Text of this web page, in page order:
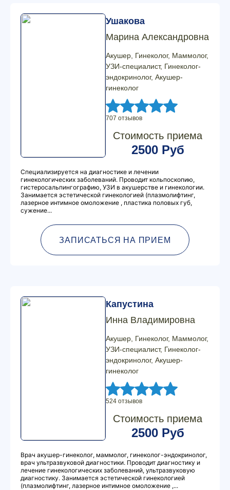
Ушакова
Марина Александровна
Акушер, Гинеколог, Маммолог,
УЗИ-специалист, Гинеколог-
эндокринолог, Акушер-
гинеколог
707 отзывов
Стоимость приема
2500 Руб
Специализируется на диагностике и лечении
гинекологических заболеваний. Проводит кольпоскопию,
гистеросальпингографию, УЗИ в акушерстве и гинекологии.
Занимается эстетической гинекологией (плазмолифтинг,
лазерное интимное омоложение , пластика половых губ,
сужение...
ЗАПИСАТЬСЯ НА ПРИЕМ
Капустина
Инна Владимировна
Акушер, Гинеколог, Маммолог,
УЗИ-специалист, Гинеколог-
эндокринолог, Акушер-
гинеколог
524 отзывов
Стоимость приема
2500 Руб
Врач акушер-гинеколог, маммолог, гинеколог-эндокринолог,
врач ультразвуковой диагностики. Проводит диагностику и
лечение гинекологических заболеваний, ультразвуковую
диагностику. Занимается эстетической гинекологией
(плазмолифтинг, лазерное интимное омоложение ,...